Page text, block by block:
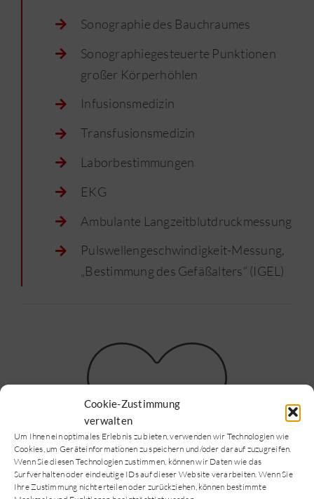
Cookie-Zustimmung
verwalten
Um Ihnen ein optimales Erlebnis zu bieten, verwenden wir Technologien wie
Cookies, um Geräteinformationen zu speichern und/oder darauf zuzugreifen.
Wenn Sie diesen Technologien zustimmen, können wir Daten wie das
Surfverhalten oder eindeutige IDs auf dieser Website verarbeiten. Wenn Sie
Ihre Zustimmung nicht erteilen oder zurückziehen, können bestimmte
Sonographie des Bauchraumes
Sonographiegesteuerte Punktionen
großer Körperhöhlen
Infusionsmedizin
Transfusionsmedizin
Laborbestimmungen
EKG
Ambulante Langzeitblutdruckmessung
Pulswellengeschwindigkeit-Messung,
„Bestimmung des Gefäßalters“ (IGEL)